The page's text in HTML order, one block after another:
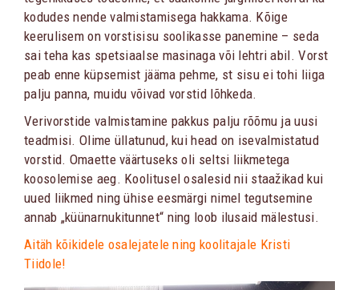
kodudes nende valmistamisega hakkama. Kõige
keerulisem on vorstisisu soolikasse panemine – seda
sai teha kas spetsiaalse masinaga või lehtri abil. Vorst
peab enne küpsemist jääma pehme, st sisu ei tohi liiga
palju panna, muidu võivad vorstid lõhkeda.
Verivorstide valmistamine pakkus palju rõõmu ja uusi
teadmisi. Olime üllatunud, kui head on isevalmistatud
vorstid. Omaette väärtuseks oli seltsi liikmetega
koosolemise aeg. Koolitusel osalesid nii staažikad kui
uued liikmed ning ühise eesmärgi nimel tegutsemine
annab „küünarnukitunnet“ ning loob ilusaid mälestusi.
Aitäh kõikidele osalejatele ning koolitajale Kristi
Tiidole!